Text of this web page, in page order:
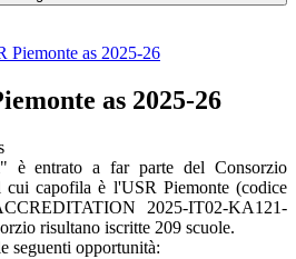
Piemonte as 2025-26
as 2025-26
è entrato a far parte del Consorzio
cui capofila è l'USR Piemonte (codice
2025-IT02-KA121-
risultano iscritte 209 scuole.
seguenti opportunità: